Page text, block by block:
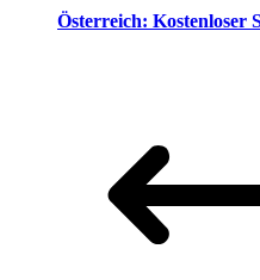
Österreich: Kostenloser